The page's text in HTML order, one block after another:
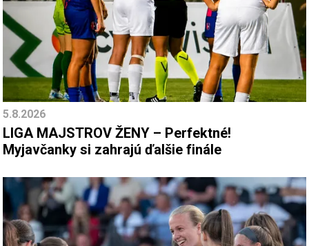
5.8.2026
LIGA MAJSTROV ŽENY – Perfektné!
Myjavčanky si zahrajú ďalšie finále